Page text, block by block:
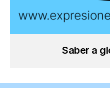
Saber a